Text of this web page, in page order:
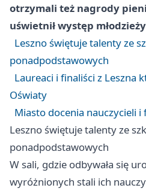
otrzymali też nagrody
uświetnił występ
Leszno świętuje talenty ze
ponadpodstawowych
Laureaci i finaliści z Leszna
Oświaty
Miasto docenia nauczycieli
Leszno świętuje talenty ze
ponadpodstawowych
W sali, gdzie odbywała się
wyróżnionych stali ich